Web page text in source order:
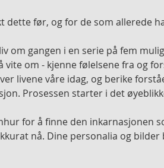
før, og for de som allerede
gangen i en serie på fem
om - kjenne følelsene fra og
livene våre idag, og berike
Prosessen starter i det
for å finne den inkarnasjonen
nå. Dine personalia og